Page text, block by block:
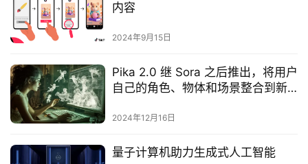
内容
2024年9月15日
Pika 2.0 继 Sora 之后推出，将用户
自己的角色、物体和场景整合到新
2024年12月16日
量子计算机助力生成式人工智能